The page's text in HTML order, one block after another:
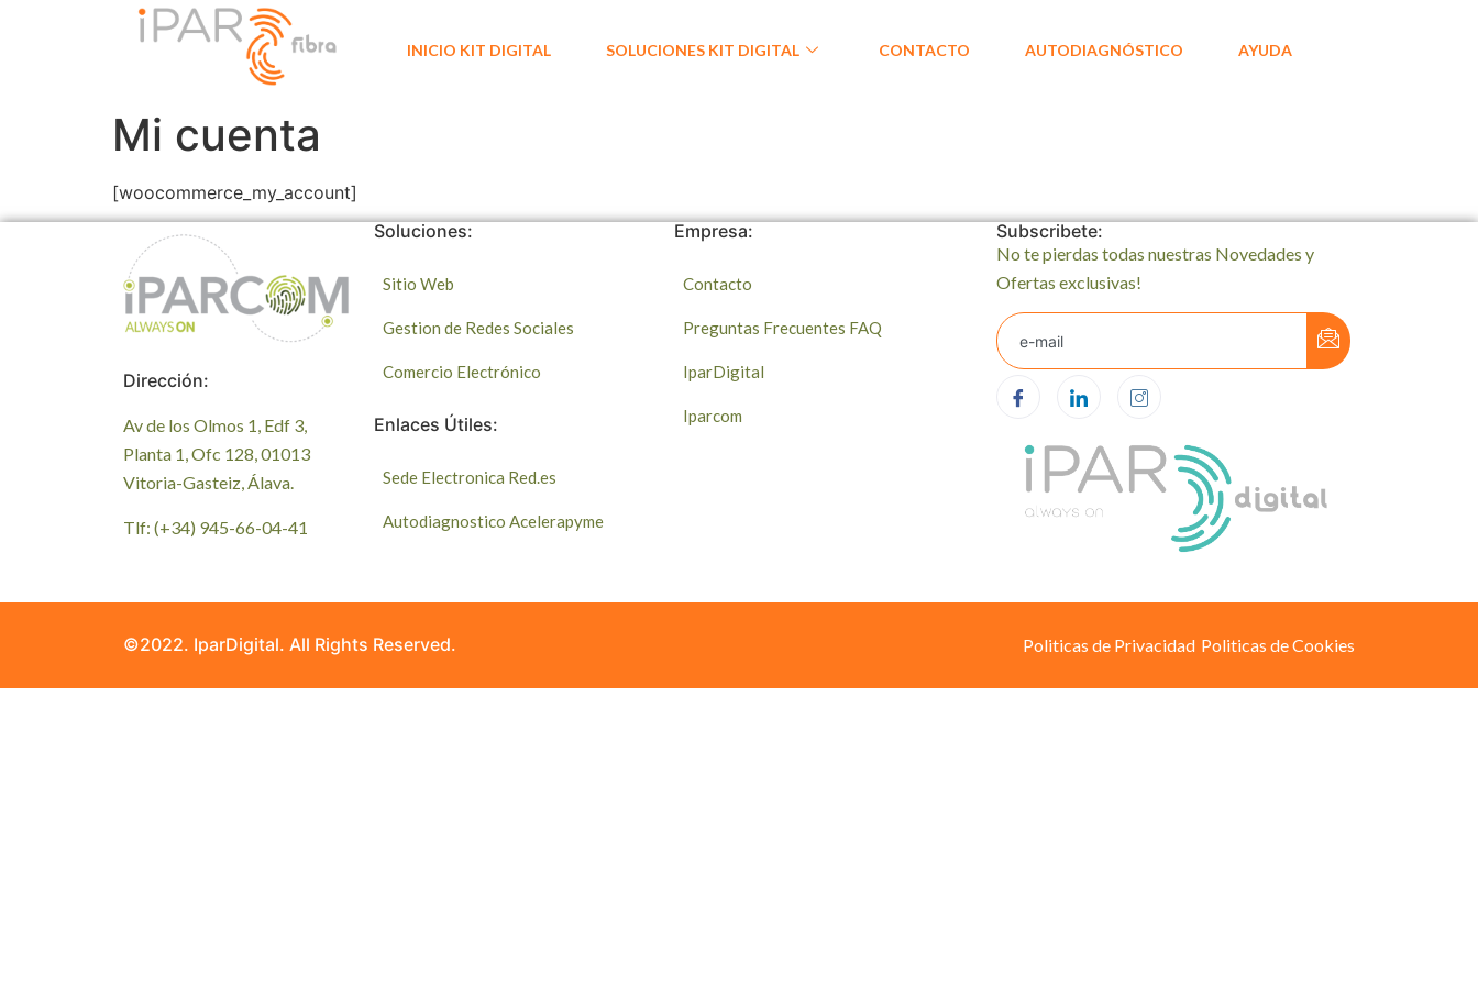
INICIO KIT DIGITAL SOLUCIONES KIT DIGITAL CONTACTO AUTODIAGNÓSTICO AYUDA
Mi cuenta
[woocommerce_my_account]
Dirección:
Av de los Olmos 1, Edf 3,
Planta 1, Ofc 128, 01013
Vitoria-Gasteiz, Álava.
Tlf: (+34) 945-66-04-41
Soluciones:
Sitio Web
Gestion de Redes Sociales
Comercio Electrónico
Enlaces Útiles:
Sede Electronica Red.es
Autodiagnostico Acelerapyme
Empresa:
Contacto
Preguntas Frecuentes FAQ
IparDigital
Iparcom
Subscribete:
No te pierdas todas nuestras Novedades y
Ofertas exclusivas!
©2022. IparDigital. All Rights Reserved. Politicas de Privacidad Politicas de Cookies